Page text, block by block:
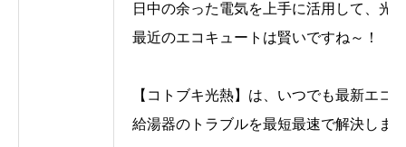
日中の余った電気を上手に活用して、光
最近のエコキュートは賢いですね～！
【コトブキ光熱】は、いつでも最新エコ
給湯器のトラブルを最短最速で解決しま